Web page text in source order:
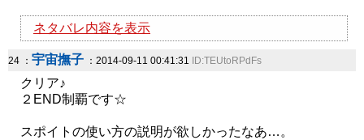
ネタバレ内容を表示
24 ： 宇宙撫子 ：2014-09-11 00:41:31 ID:TEUtoRPdFs
クリア♪
２END制覇です☆
スポイトの使い方の説明が欲しかったなあ…。